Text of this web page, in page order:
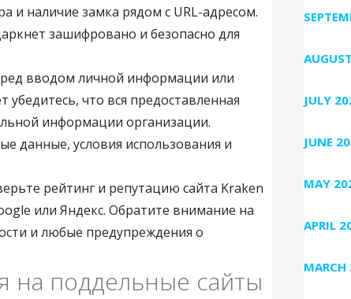
и наличие замка рядом с URL-адресом.
зашифровано и безопасно для
вводом личной информации или
что вся предоставленная
информации организации.
данные, условия использования и
рейтинг и репутацию сайта Kraken
или Яндекс. Обратите внимание на
и любые предупреждения о
на поддельные сайты
JULY
JUNE
MAY
APRIL